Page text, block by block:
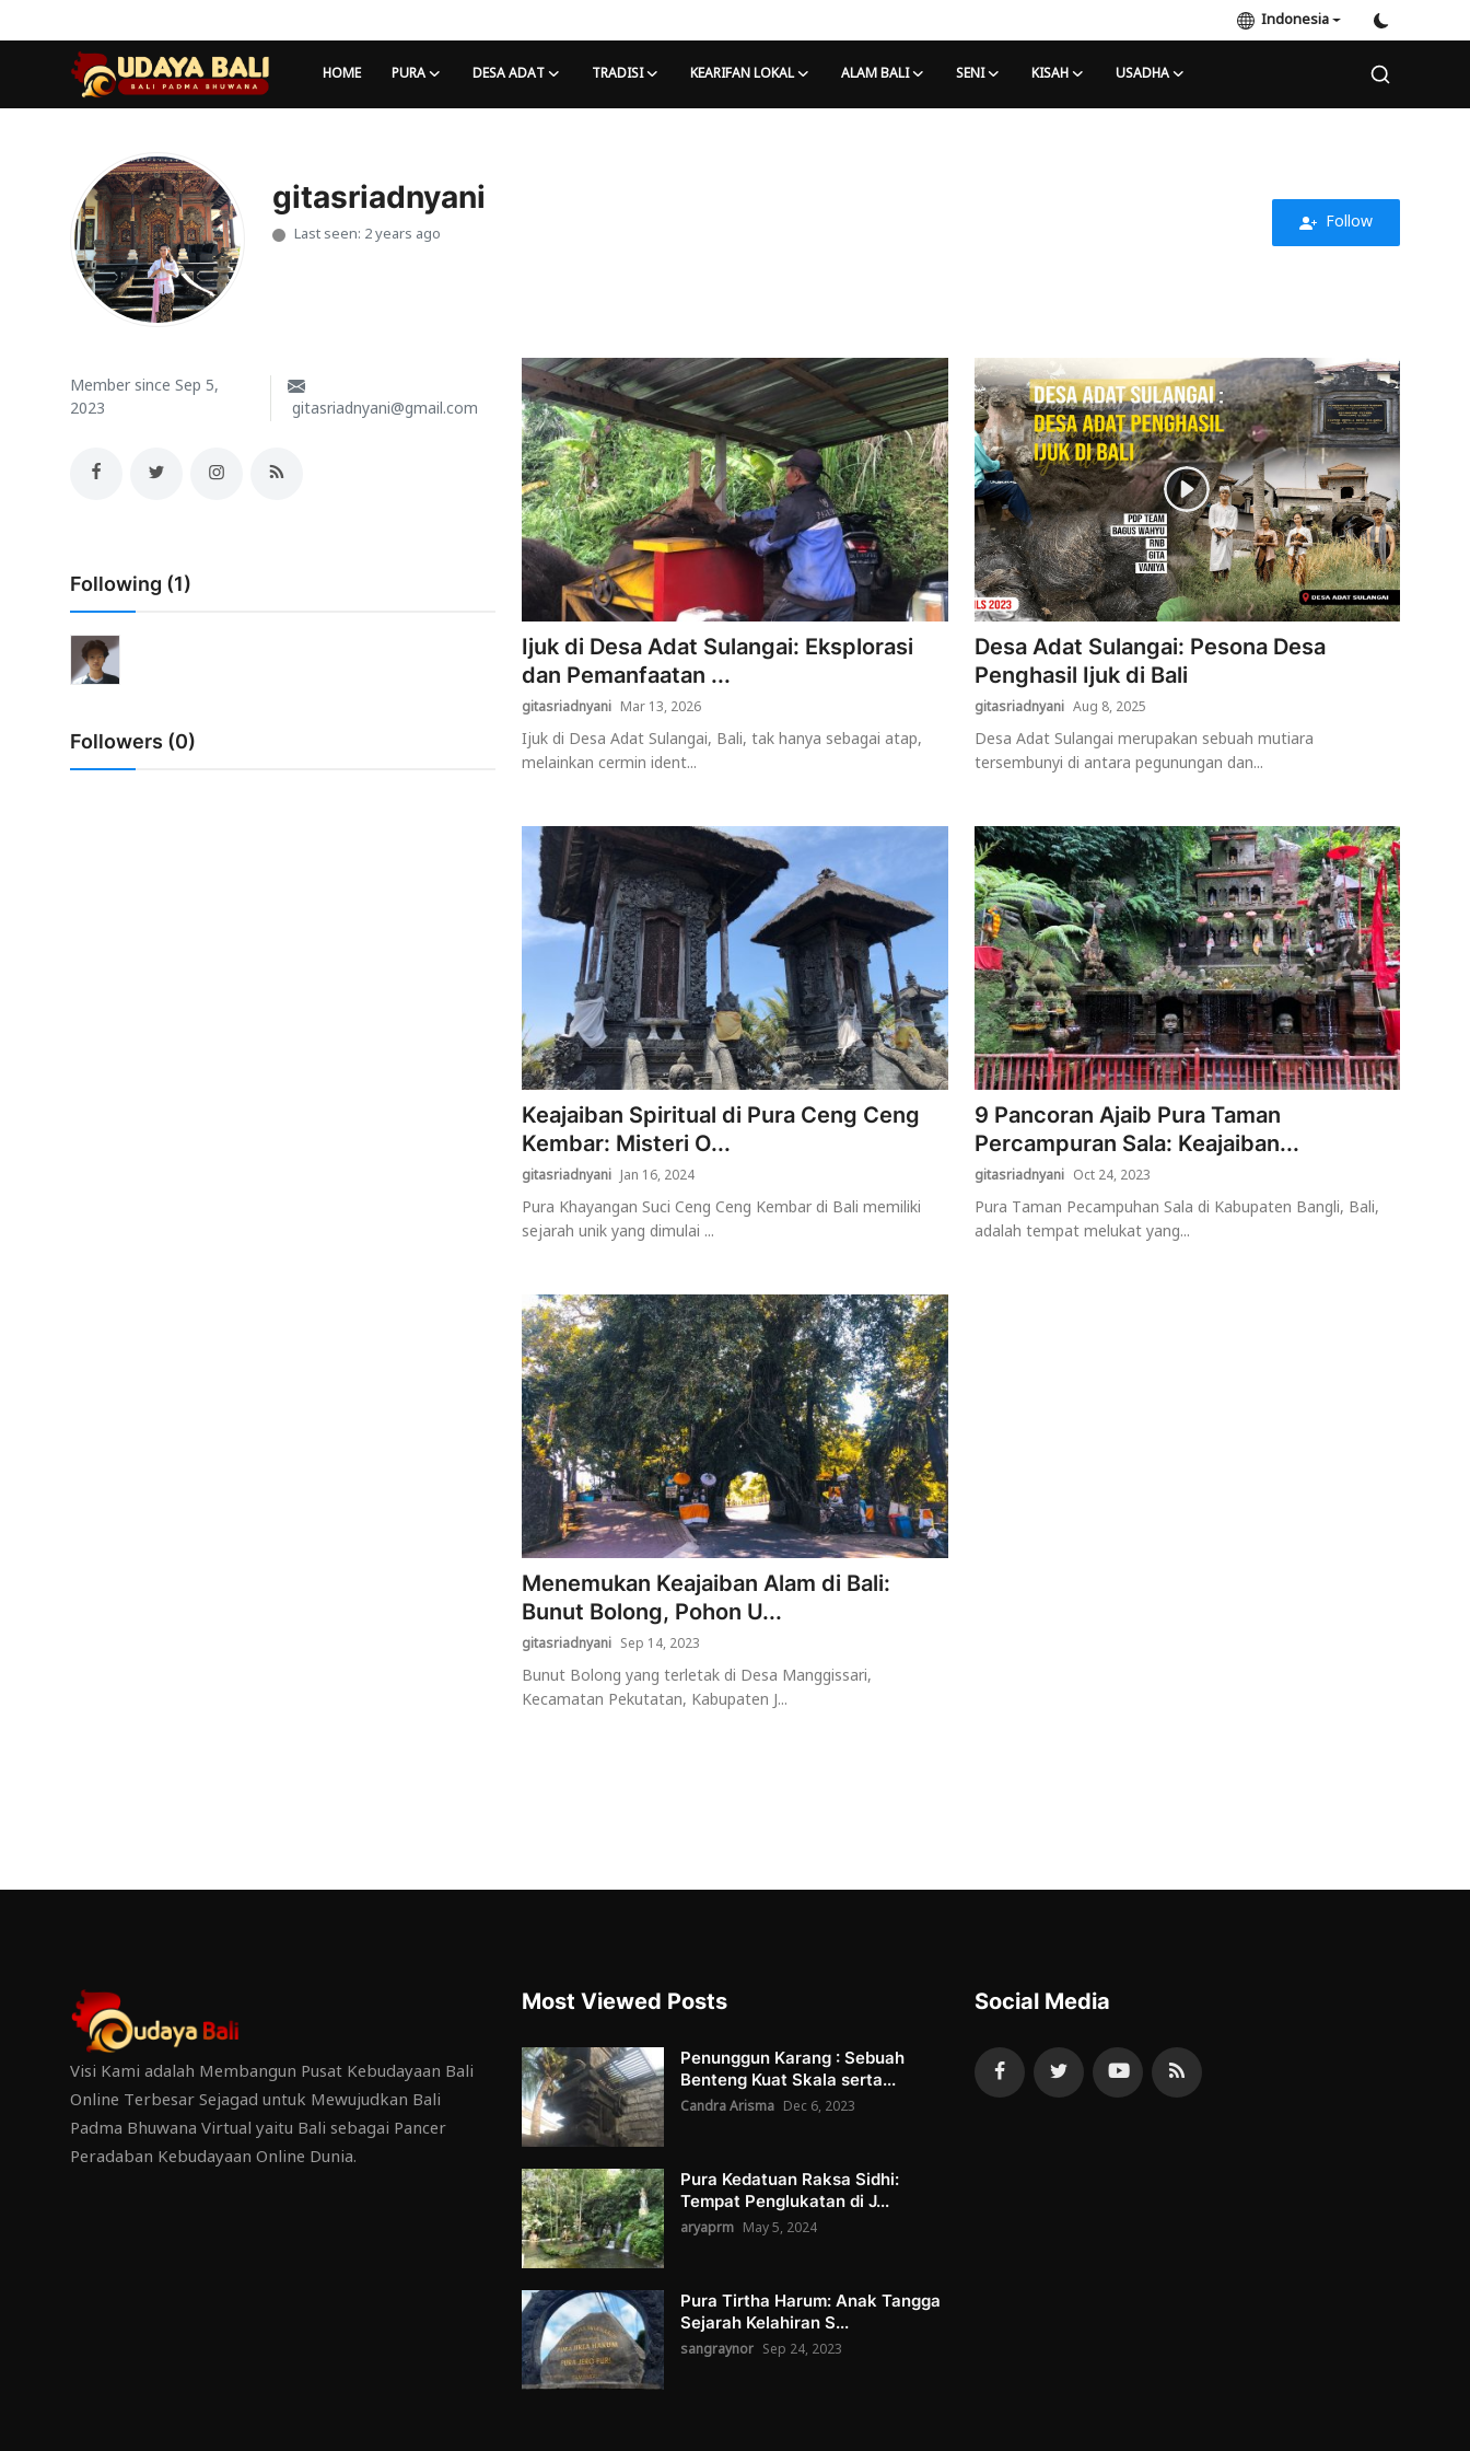
Indonesia
HOME PURA DESA ADAT TRADISI KEARIFAN LOKAL ALAM BALI SENI KISAH USADHA
Desa Adat
Alam Bali
Indonesia
gitasriadnyani
Last seen: 2 years ago Follow
Member since Sep 5,
2023 gitasriadnyani@gmail.com
Following (1)
Followers (0)
Ijuk di Desa Adat Sulangai: Eksplorasi
dan Pemanfaatan ...
gitasriadnyani Mar 13, 2026
Ijuk di Desa Adat Sulangai, Bali, tak hanya sebagai atap,
melainkan cermin ident...
Desa Adat Sulangai: Pesona Desa
Penghasil Ijuk di Bali
gitasriadnyani Aug 8, 2025
Desa Adat Sulangai merupakan sebuah mutiara
tersembunyi di antara pegunungan dan...
Keajaiban Spiritual di Pura Ceng Ceng
Kembar: Misteri O...
gitasriadnyani Jan 16, 2024
Pura Khayangan Suci Ceng Ceng Kembar di Bali memiliki
sejarah unik yang dimulai ...
9 Pancoran Ajaib Pura Taman
Percampuran Sala: Keajaiban...
gitasriadnyani Oct 24, 2023
Pura Taman Pecampuhan Sala di Kabupaten Bangli, Bali,
adalah tempat melukat yang...
Menemukan Keajaiban Alam di Bali:
Bunut Bolong, Pohon U...
gitasriadnyani Sep 14, 2023
Bunut Bolong yang terletak di Desa Manggissari,
Kecamatan Pekutatan, Kabupaten J...
Visi Kami adalah Membangun Pusat Kebudayaan Bali
Online Terbesar Sejagad untuk Mewujudkan Bali
Padma Bhuwana Virtual yaitu Bali sebagai Pancer
Peradaban Kebudayaan Online Dunia.
Most Viewed Posts
Penunggun Karang : Sebuah
Benteng Kuat Skala serta...
Candra Arisma Dec 6, 2023
Pura Kedatuan Raksa Sidhi:
Tempat Penglukatan di J...
aryaprm May 5, 2024
Pura Tirtha Harum: Anak Tangga
Sejarah Kelahiran S...
sangraynor Sep 24, 2023
Social Media